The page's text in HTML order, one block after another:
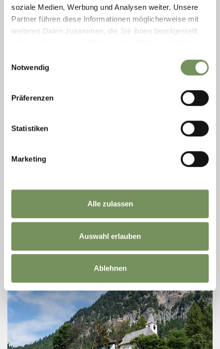
soziale Medien, Werbung und Analysen weiter. Unsere
Partner führen diese Informationen möglicherweise mit
weiteren Daten zusammen, die Sie ihnen bereitgestellt
Notwendig
Präferenzen
Statistiken
Marketing
Alle zulassen
Auswahl erlauben
Ablehnen
T+39 0473 920822